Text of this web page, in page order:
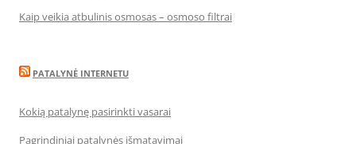
Kaip veikia atbulinis osmosas – osmoso filtrai
PATALYNĖ INTERNETU
Kokią patalynę pasirinkti vasarai
Pagrindiniai patalynės išmatavimai